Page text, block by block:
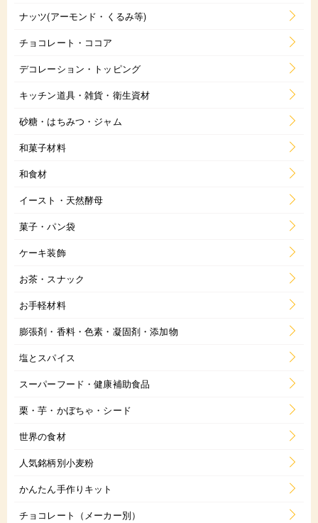
ナッツ(アーモンド・くるみ等)
チョコレート・ココア
デコレーション・トッピング
キッチン道具・雑貨・衛生資材
砂糖・はちみつ・ジャム
和菓子材料
和食材
イースト・天然酵母
菓子・パン袋
ケーキ装飾
お茶・スナック
お手軽材料
膨張剤・香料・色素・凝固剤・添加物
塩とスパイス
スーパーフード・健康補助食品
栗・芋・かぼちゃ・シード
世界の食材
人気銘柄別小麦粉
かんたん手作りキット
チョコレート（メーカー別）